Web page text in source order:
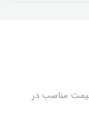
مناسب در